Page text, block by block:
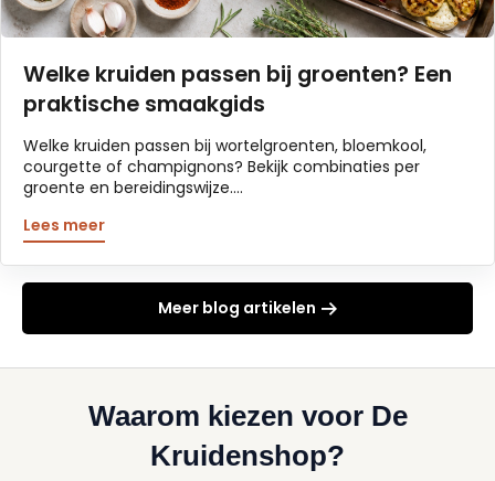
Welke kruiden passen bij groenten? Een
praktische smaakgids
Welke kruiden passen bij wortelgroenten, bloemkool,
courgette of champignons? Bekijk combinaties per
groente en bereidingswijze....
Lees meer
Meer blog artikelen
Waarom kiezen voor De
Kruidenshop?